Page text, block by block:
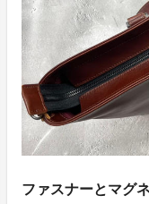
ファスナーとマグ